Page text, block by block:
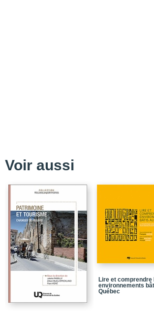
Voir aussi
Lire et comprendre
environnements
Québec